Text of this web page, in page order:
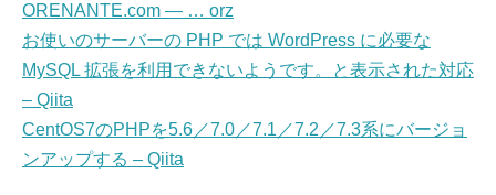
ORENANTE.com ― … orz
お使いのサーバーの PHP では WordPress に必要な
MySQL 拡張を利用できないようです。と表示された対応
– Qiita
CentOS7のPHPを5.6／7.0／7.1／7.2／7.3系にバージョ
ンアップする – Qiita